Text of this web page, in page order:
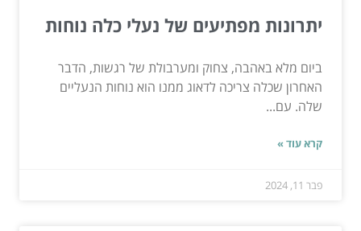
יתרונות מפתיעים של נעלי כלה נוחות
ביום מלא באהבה, צחוק ומערבולת של רגשות, הדבר
האחרון שכלה צריכה לדאוג ממנו הוא נוחות הנעליים
שלה. עם...
קרא עוד »
פבר 11, 2024